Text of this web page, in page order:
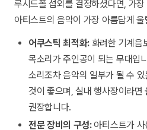
루시드폴 섭외를 결정하셨다면, 가
아티스트의 음악이 가장 아름답게
어쿠스틱 최적화: 화려한 기계음
목소리가 주인공이 되는 무대입
소리조차 음악의 일부가 될 수
것이 좋으며, 실내 행사장이라면
권장합니다.
전문 장비의 구성:아티스트가 사